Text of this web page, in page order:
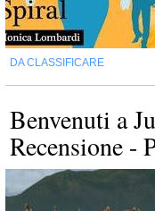
DA CLASSIFICARE
Benvenuti a
Recensione -